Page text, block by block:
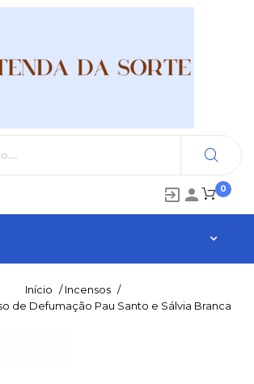
0
 
Início / Incensos /
de Defumação Pau Santo e Sálvia Branca